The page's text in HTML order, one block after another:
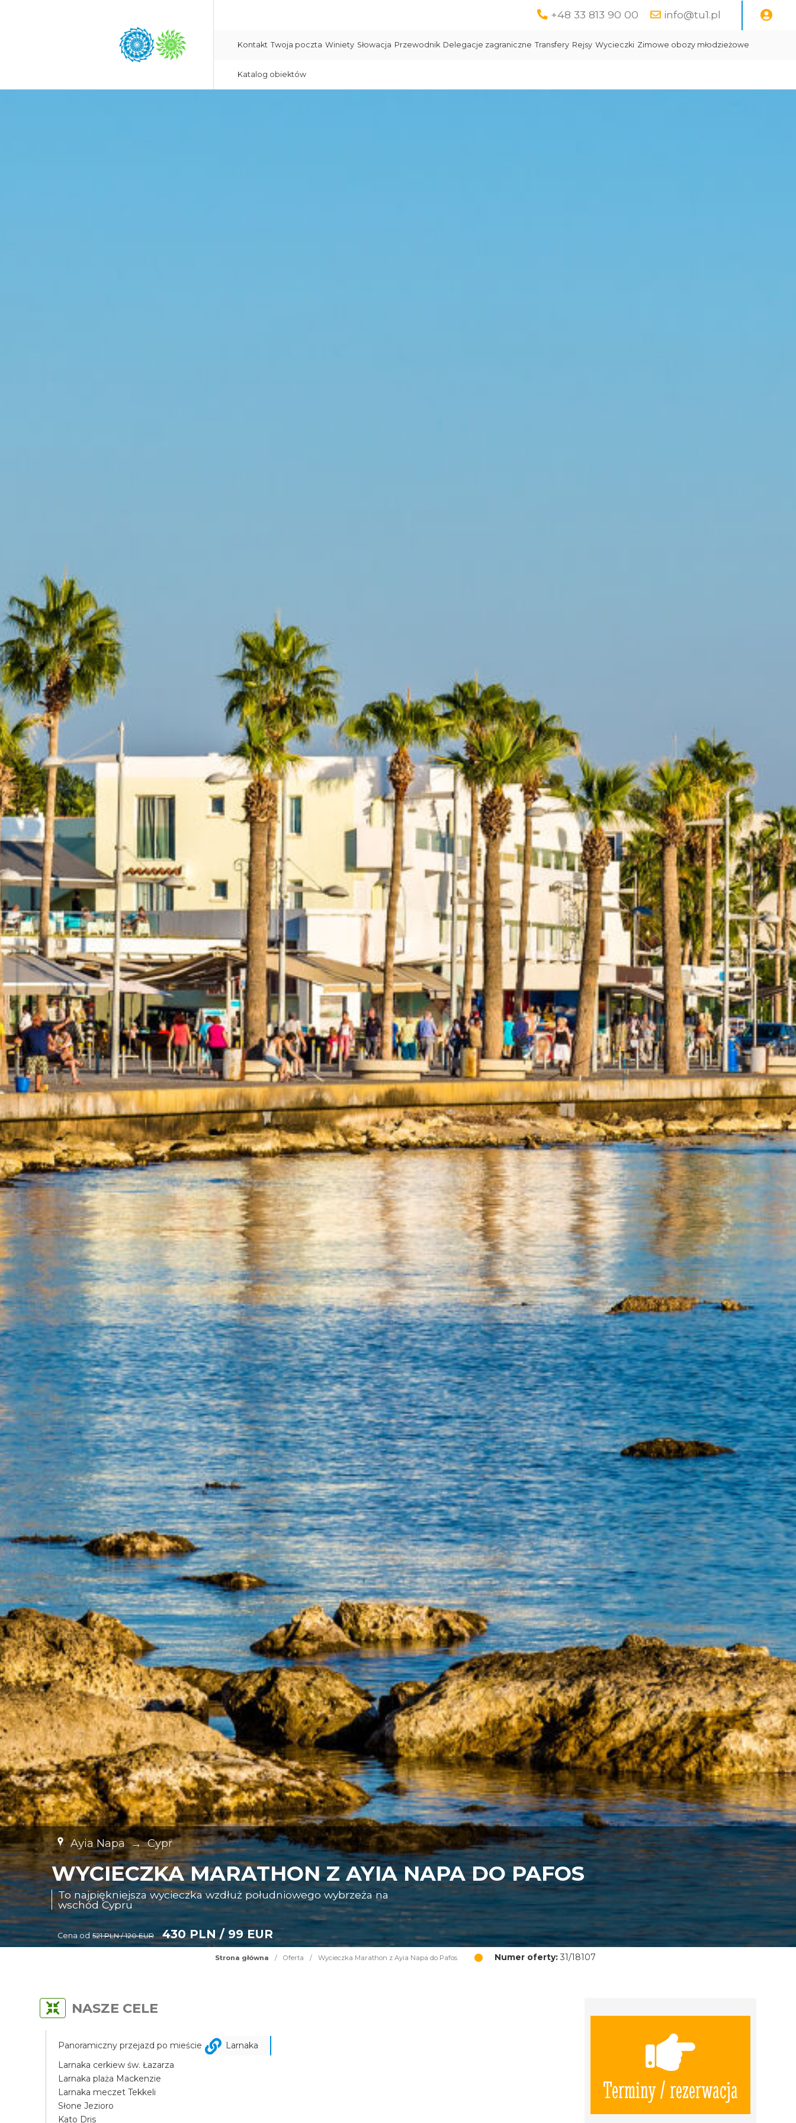
+48 33 813 90 00 info@tu1.pl
Kontakt Twoja poczta Winiety Słowacja Przewodnik Delegacje zagraniczne Transfery Rejsy Wycieczki Zimowe obozy młodzieżowe
Katalog obiektów
Ayia Napa → Cypr
WYCIECZKA MARATHON Z AYIA NAPA DO PAFOS
To najpiękniejsza wycieczka wzdłuż południowego wybrzeża na
wschód Cypru
Cena od 521 PLN / 120 EUR 430 PLN / 99 EUR
Strona główna / Oferta / Wycieczka Marathon z Ayia Napa do Pafos Numer oferty: 31/18107
Terminy / rezerwacja
NASZE CELE
Panoramiczny przejazd po mieście
Larnaka
Larnaka cerkiew św. Łazarza
Larnaka plaża Mackenzie
Larnaka meczet Tekkeli
Słone Jezioro
Kato Dris